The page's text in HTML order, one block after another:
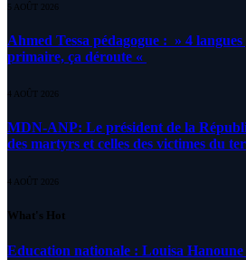
5 AOÛT 2026
Ahmed Tessa pédagogue : » 4
primaire, ça déroute «
4 AOÛT 2026
MDN-ANP: Le président de la
des martyrs et celles des victimes du
4 AOÛT 2026
What's Hot
Education nationale : Louisa Hanoune